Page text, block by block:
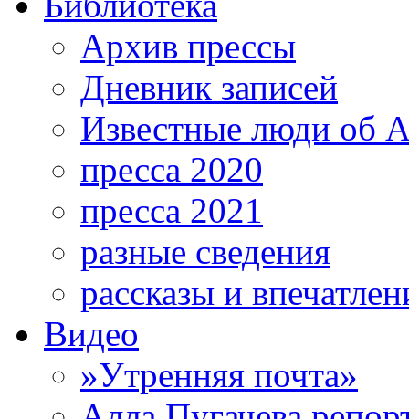
Архив прессы
Дневник записей
Известные люди об
пресса 2020
пресса 2021
разные сведения
рассказы и
Видео
»Утренняя почта»